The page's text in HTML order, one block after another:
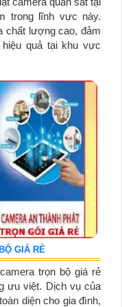
trong lĩnh vực này.
chất lượng cao, đảm
quả tại khu vực
GIÁ RẺ
trọn bộ giá rẻ
ưu việt. Dịch vụ của
diện cho gia đình,